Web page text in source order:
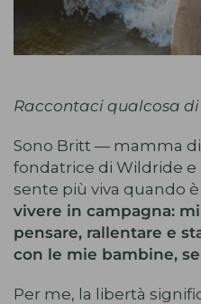
Raccontaci qualcosa
Sono Britt — mamma di
fondatrice di Wildride e
sente più viva quando è
vivere in campagna:
pensare, rallentare e
con le mie bambine,
Per me, la libertà